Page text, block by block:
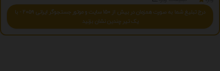
درج تبلیغ شما به صورت همزمان در بیش از 150 سایت و موتور جستجوگر ایرانی 2059 - با
یک تیر چندین نشان بزنید